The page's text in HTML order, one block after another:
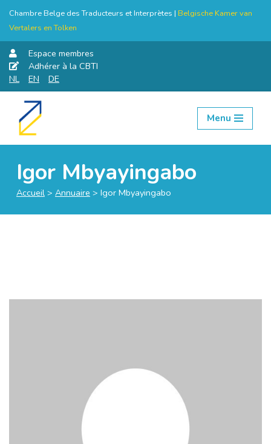
Chambre Belge des Traducteurs et Interprètes | Belgische Kamer van
Vertalers en Tolken
Espace membres
Adhérer à la CBTI
NL
EN DE
Aller
Menu
Igor Mbyayingabo
Accueil > Annuaire > Igor Mbyayingabo